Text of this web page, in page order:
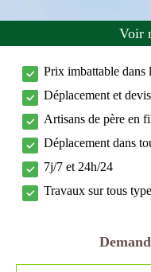
Voir
Prix imbattable dans
Déplacement et
Artisans de père en
Déplacement dans
7j/7 et 24h/24
Travaux sur tous